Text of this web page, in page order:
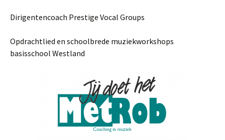
Dirigentencoach Prestige Vocal Groups
Opdrachtlied en schoolbrede muziekworkshops
basisschool Westland